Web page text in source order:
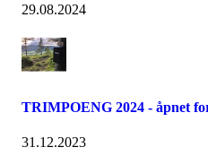
29.08.2024
TRIMPOENG 2024 - åpnet
31.12.2023